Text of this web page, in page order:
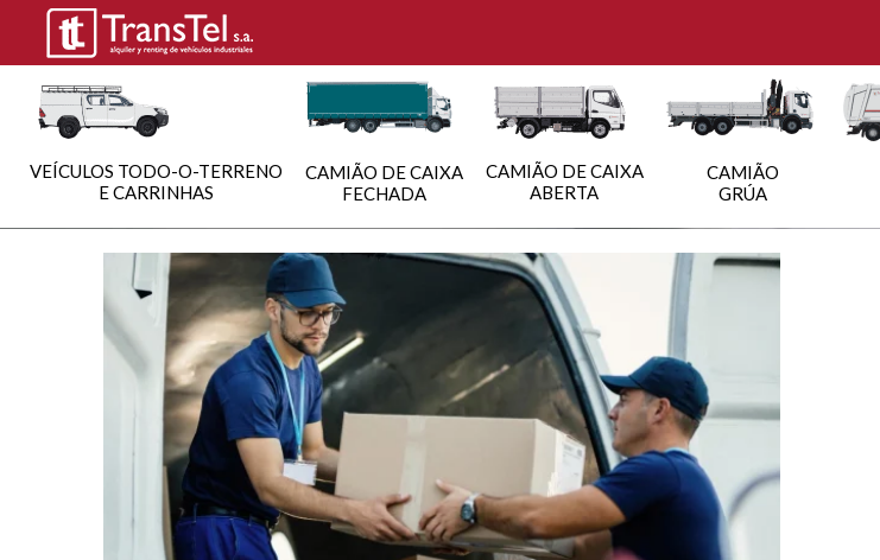
VEÍCULOS TODO-O-TERRENO
E CARRINHAS
CAMIÃO DE CAIXA
FECHADA
CAMIÃO DE CAIXA
ABERTA
CAMIÃO
GRÚA